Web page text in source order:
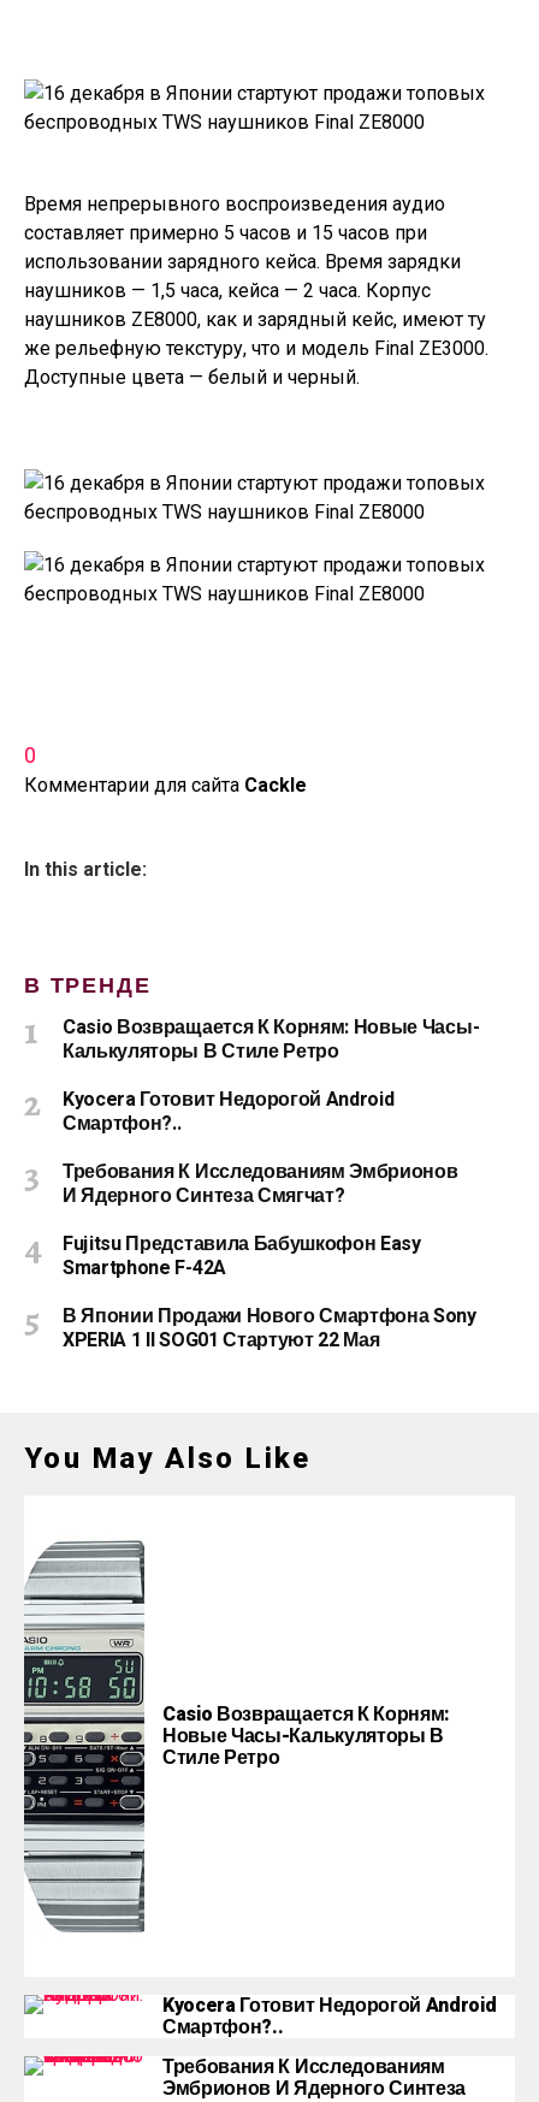
Время непрерывного воспроизведения аудио
составляет примерно 5 часов и 15 часов при
использовании зарядного кейса. Время зарядки
наушников — 1,5 часа, кейса — 2 часа. Корпус
наушников ZE8000, как и зарядный кейс, имеют ту
же рельефную текстуру, что и модель Final ZE3000.
Доступные цвета — белый и черный.
0
Комментарии для сайта Cackle
In this article:
В ТРЕНДЕ
Casio Возвращается К Корням: Новые Часы-
Калькуляторы В Стиле Ретро
Kyocera Готовит Недорогой Android
Смартфон?..
Требования К Исследованиям Эмбрионов
И Ядерного Синтеза Смягчат?
Fujitsu Представила Бабушкофон Easy
Smartphone F-42A
В Японии Продажи Нового Смартфона Sony
XPERIA 1 II SOG01 Стартуют 22 Мая
You May Also Like
Casio Возвращается К Корням:
Новые Часы-Калькуляторы В
Стиле Ретро
Kyocera Готовит Недорогой Android
Смартфон?..
Требования К Исследованиям
Эмбрионов И Ядерного Синтеза